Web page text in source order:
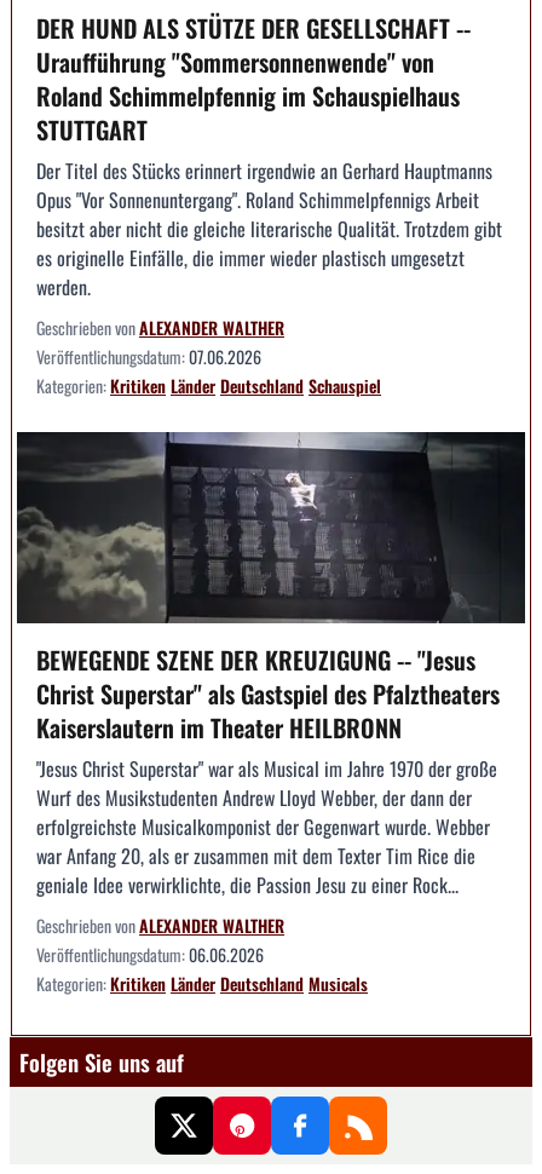
DER HUND ALS STÜTZE DER GESELLSCHAFT --
Uraufführung "Sommersonnenwende" von
Roland Schimmelpfennig im Schauspielhaus
STUTTGART
Der Titel des Stücks erinnert irgendwie an Gerhard Hauptmanns
Opus "Vor Sonnenuntergang". Roland Schimmelpfennigs Arbeit
besitzt aber nicht die gleiche literarische Qualität. Trotzdem gibt
es originelle Einfälle, die immer wieder plastisch umgesetzt
werden.
Geschrieben vonALEXANDER WALTHER
Veröffentlichungsdatum:07.06.2026
Kategorien:KritikenLänderDeutschlandSchauspiel
BEWEGENDE SZENE DER KREUZIGUNG -- "Jesus
Christ Superstar" als Gastspiel des Pfalztheaters
Kaiserslautern im Theater HEILBRONN
"Jesus Christ Superstar" war als Musical im Jahre 1970 der große
Wurf des Musikstudenten Andrew Lloyd Webber, der dann der
erfolgreichste Musicalkomponist der Gegenwart wurde. Webber
war Anfang 20, als er zusammen mit dem Texter Tim Rice die
geniale Idee verwirklichte, die Passion Jesu zu einer Rock...
Geschrieben vonALEXANDER WALTHER
Veröffentlichungsdatum:06.06.2026
Kategorien:KritikenLänderDeutschlandMusicals
Folgen Sie uns auf